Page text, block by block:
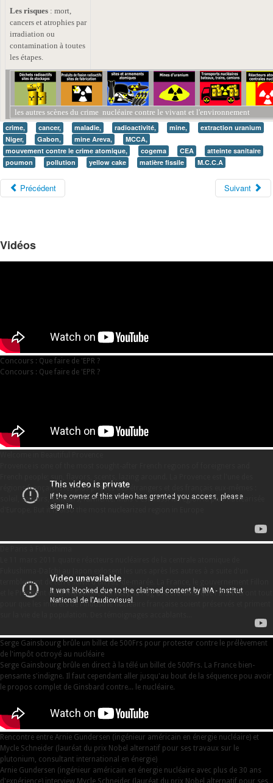
Les risques : mort,
cancers et atrophies par
irradiation ou
contamination à toutes
les étapes.
les autres scènes du crime nucléaire contre le vivant et l'environnement
crime,
cancer, maladie, radioactivité, mine,
extraction uranium
Niger,
Gabon, mine Areva,
MCCA,
mouvement contre le crime atomique,
cogema CEA
atteinte sanitaire
poumon
pollution yellow cake matière fissile M.C.C.A
Précédent Suivant
Vidéos
Concours : Que faire de 'EPR ?
Concours : Que faire de 'EPR ?
régions françaises les plus prisées des étrangers et des français eux-mêmes :
soleil, saveurs, senteurs, farniente. Mais c'est aussi la région la plus nucléarisée
d'Europe. But it is also the most nuclearized region in Europe
termblement de terre suivit d'un raz-de-marée. La France, le gouvernement Fillon
et le Présdient de la Répubique Sarkozy, la Pdg d'Areva ainsi que l'IRSN feront tout
pour que les intérêts de l'industrie nucléaire française soient préservés et priment
Serge Gainsbourg brûle un billet de 500Frs pour protester contre le prélèvement
de l'impôt octroyé au nucléaire
Serge Gainsbourg brûle en direct à la télé un billet de 500Frs. La France bien-
pensante s'indigne. Il faut cependant aller jusqu'au bout de la séquence pou avoir
le propos complet de Ginsbard contre... le nucléaire.
Rencontre entre Arnie Gundersen (ingénieur américain en énergie nucléaire) et
Mycle Schneider (lauréat du prix Nobel alternatif pour ses travaux sur le
plutonium, consultant international en énergie)
Arnie Gundersen (ingénieur américain en énergie nucléaire avec plus de 30 ans
d'expérience) interview Mycle Schneider (lauréat du prix Nobel alternatif pour ses